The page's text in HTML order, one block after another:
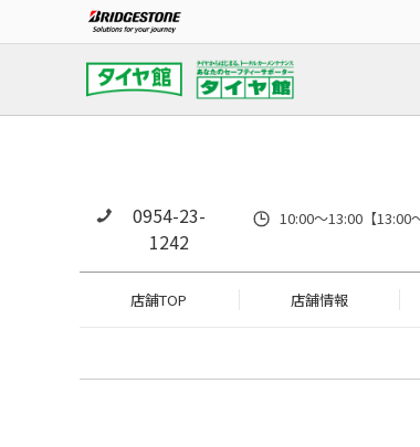
0954-23-
1242
10:00～13:00【
店舗TOP 店舗情報